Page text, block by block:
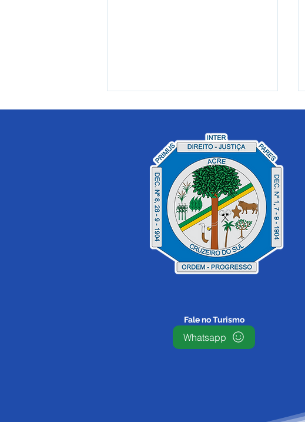
Prefeitura de Cruzeiro do
Sul promove palestra sobre
queimadas urbanas na
Escola Irmã Diana
Fale no Turismo
Whatsapp